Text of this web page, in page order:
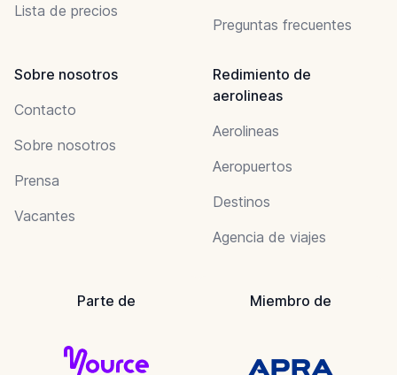
Lista de precios
Preguntas frecuentes
Sobre nosotros
Contacto
Sobre nosotros
Prensa
Vacantes
Redimiento de
aerolineas
Aerolineas
Aeropuertos
Destinos
Agencia de viajes
Parte de Miembro de